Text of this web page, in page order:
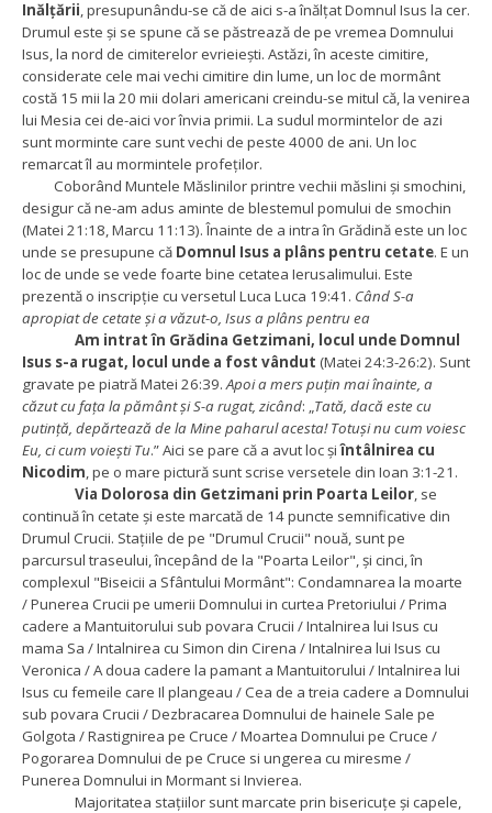
Inălțării, presupunându-se că de aici s-a înălțat Domnul Isus la cer.
Drumul este și se spune că se păstrează de pe vremea Domnului
Isus, la nord de cimiterelor evrieiești. Astăzi, în aceste cimitire,
considerate cele mai vechi cimitire din lume, un loc de mormânt
costă 15 mii la 20 mii dolari americani creindu-se mitul că, la venirea
lui Mesia cei de-aici vor învia primii. La sudul mormintelor de azi
sunt morminte care sunt vechi de peste 4000 de ani. Un loc
remarcat îl au mormintele profeților.
Coborând Muntele Măslinilor printre vechii măslini și smochini,
desigur că ne-am adus aminte de blestemul pomului de smochin
(Matei 21:18, Marcu 11:13). Înainte de a intra în Grădină este un loc
unde se presupune că Domnul Isus a plâns pentru cetate. E un
loc de unde se vede foarte bine cetatea Ierusalimului. Este
prezentă o inscripție cu versetul Luca Luca 19:41. Când S-a
apropiat de cetate şi a văzut-o, Isus a plâns pentru ea
Am intrat în Grădina Getzimani, locul unde Domnul
Isus s-a rugat, locul unde a fost vândut (Matei 24:3-26:2). Sunt
gravate pe piatră Matei 26:39.Apoi a mers puţin mai înainte, a
căzut cu faţa la pământ şi S-a rugat, zicând: „Tată, dacă este cu
putinţă, depărtează de la Mine paharul acesta! Totuşi nu cum voiesc
Eu, ci cum voieşti Tu.” Aici se pare că a avut loc șiîntâlnirea cu
Nicodim, pe o mare pictură sunt scrise versetele din Ioan 3:1-21.
Via Dolorosa din Getzimani prin Poarta Leilor, se
continuă în cetate și este marcată de 14 puncte semnificative din
Drumul Crucii. Stațiile de pe "Drumul Crucii" nouă, sunt pe
parcursul traseului, începând de la "Poarta Leilor",şi cinci, în
complexul "Biseicii a Sfântului Mormânt": Condamnarea la moarte
/ Punerea Crucii pe umerii Domnului in curtea Pretoriului / Prima
cadere a Mantuitorului sub povara Crucii / Intalnirea lui Isus cu
mama Sa / Intalnirea cu Simon din Cirena / Intalnirea lui Isus cu
Veronica / A doua cadere la pamant a Mantuitorului / Intalnirea lui
Isus cu femeile care Il plangeau / Cea de a treia cadere a Domnului
sub povara Crucii / Dezbracarea Domnului de hainele Sale pe
Golgota / Rastignirea pe Cruce / Moartea Domnului pe Cruce /
Pogorarea Domnului de pe Cruce si ungerea cu miresme /
Punerea Domnului in Mormant si Invierea.
Majoritatea staţiilor sunt marcate prin bisericuţe şi capele,